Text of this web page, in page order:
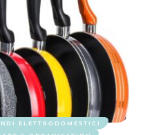
ELETTRODOMESTICI